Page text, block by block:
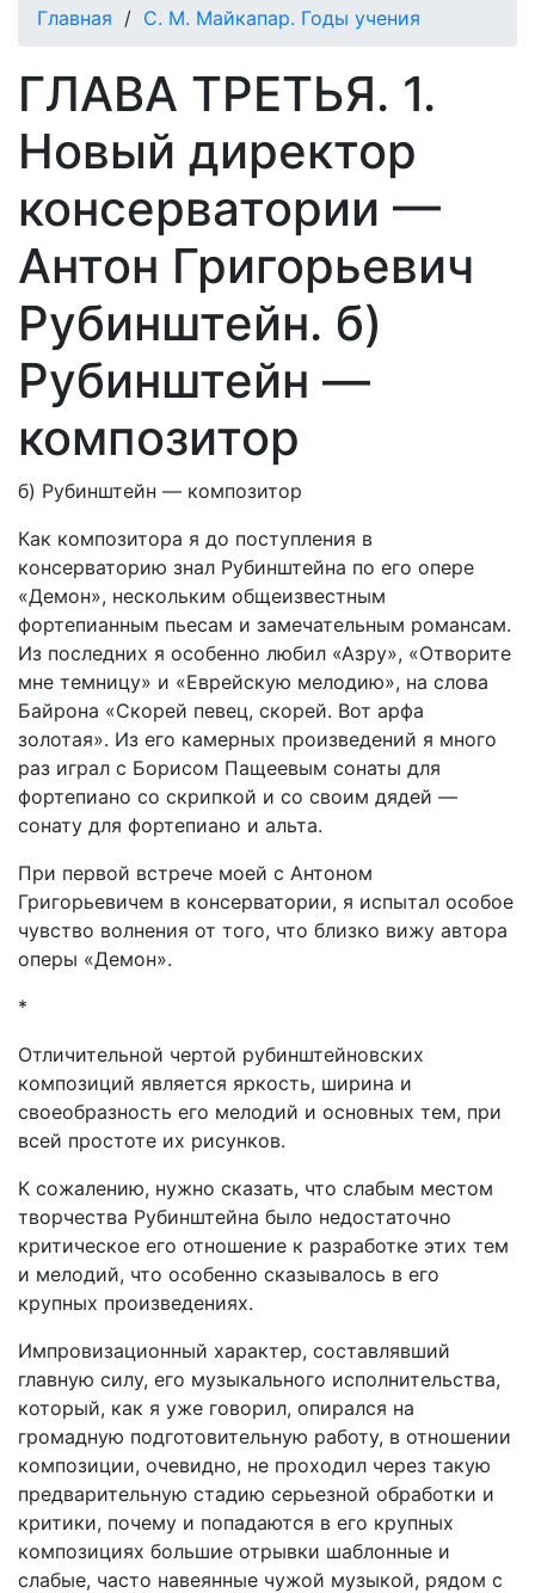
Главная / С. М. Майкапар. Годы учения
ГЛАВА ТРЕТЬЯ. 1.
Новый директор
консерватории —
Антон Григорьевич
Рубинштейн. б)
Рубинштейн —
композитор
б) Рубинштейн — композитор
Как композитора я до поступления в
консерваторию знал Рубинштейна по его опере
«Демон», нескольким общеизвестным
фортепианным пьесам и замечательным романсам.
Из последних я особенно любил «Азру», «Отворите
мне темницу» и «Еврейскую мелодию», на слова
Байрона «Скорей певец, скорей. Вот арфа
золотая». Из его камерных произведений я много
раз играл с Борисом Пащеевым сонаты для
фортепиано со скрипкой и со своим дядей —
сонату для фортепиано и альта.
При первой встрече моей с Антоном
Григорьевичем в консерватории, я испытал особое
чувство волнения от того, что близко вижу автора
оперы «Демон».
*
Отличительной чертой рубинштейновских
композиций является яркость, ширина и
своеобразность его мелодий и основных тем, при
всей простоте их рисунков.
К сожалению, нужно сказать, что слабым местом
творчества Рубинштейна было недостаточно
критическое его отношение к разработке этих тем
и мелодий, что особенно сказывалось в его
крупных произведениях.
Импровизационный характер, составлявший
главную силу, его музыкального исполнительства,
который, как я уже говорил, опирался на
громадную подготовительную работу, в отношении
композиции, очевидно, не проходил через такую
предварительную стадию серьезной обработки и
критики, почему и попадаются в его крупных
композициях большие отрывки шаблонные и
слабые, часто навеянные чужой музыкой, рядом с